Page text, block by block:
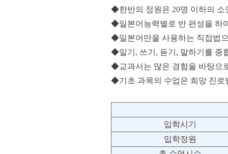
◆한반의 정원은 20명 이하의 소
◆일본어능력별로 반 편성을 하
◆일본어만을 사용하는 직접법
◆일기, 쓰기, 듣기, 말하기를 종
◆교과서는 많은 경험을 바탕으
◆기초 과목의 수업은 희망 진로
입학시기
입학정원